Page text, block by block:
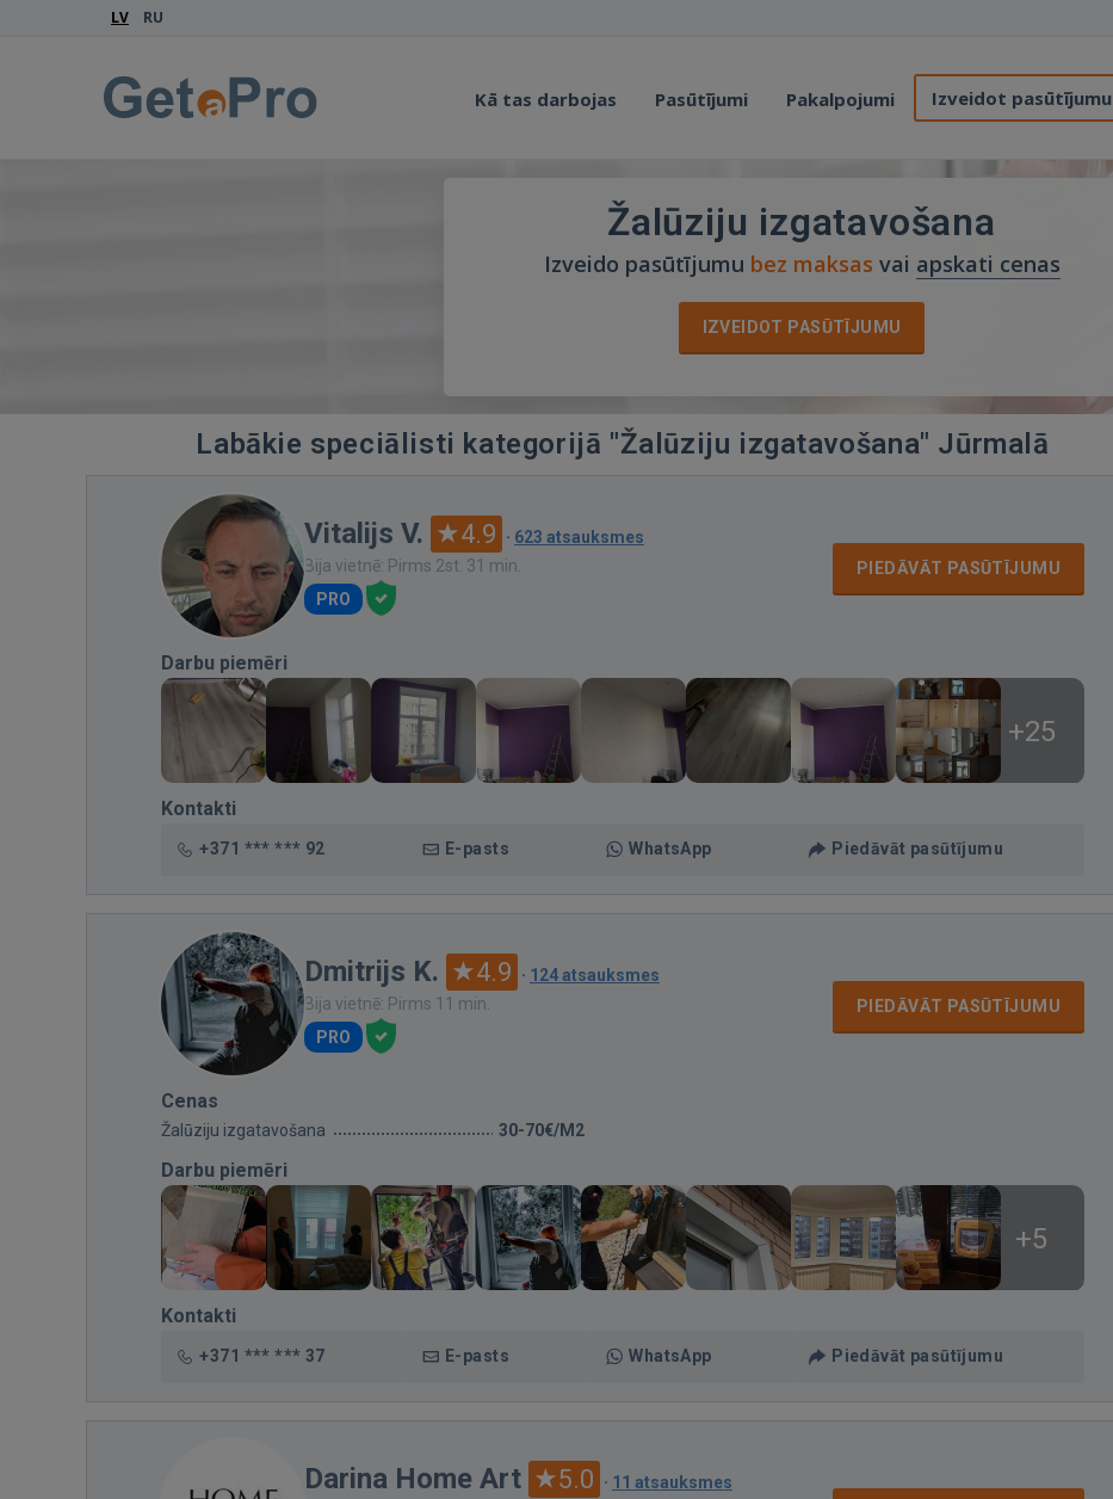
LV RU
Kā tas darbojas Pasūtījumi Pakalpojumi Izveidot pasūtījumu
Žalūziju izgatavošana
Izveido pasūtījumu bez maksas vai apskati cenas
IZVEIDOT PASŪTĪJUMU
Labākie speciālisti kategorijā "Žalūziju izgatavošana" Jūrmalā
Vitalijs V. 4.9 · 623 atsauksmes
Bija vietnē: Pirms 2st. 31 min.
PRO
PIEDĀVĀT PASŪTĪJUMU
Darbu piemēri
+25
Kontakti
+371 *** *** 92 E-pasts WhatsApp Piedāvāt pasūtījumu
Dmitrijs K. 4.9 · 124 atsauksmes
Bija vietnē: Pirms 11 min.
PRO
PIEDĀVĀT PASŪTĪJUMU
Cenas
Žalūziju izgatavošana 30-70€/M2
Darbu piemēri
+5
Kontakti
+371 *** *** 37 E-pasts WhatsApp Piedāvāt pasūtījumu
Darina Home Art 5.0 · 11 atsauksmes